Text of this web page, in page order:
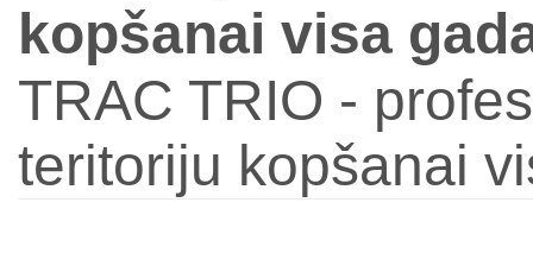
kopšanai visa
TRAC TRIO -
teritoriju kopšanai